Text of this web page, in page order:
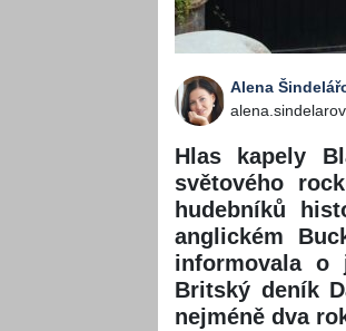
Alena
Hlas kapely
světového
hudebníků
anglickém
informovala o
Britský deník
nejméně dva